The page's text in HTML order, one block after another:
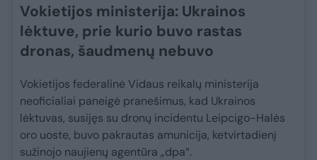
Vokietijos ministerija: Ukrainos
lėktuve, prie kurio buvo rastas
dronas, šaudmenų nebuvo
Vokietijos federalinė Vidaus reikalų ministerija
neoficialiai paneigė pranešimus, kad Ukrainos
lėktuvas, susijęs su dronų incidentu Leipcigo-Halės
oro uoste, buvo pakrautas amunicija, ketvirtadienį
sužinojo naujienų agentūra „dpa“.